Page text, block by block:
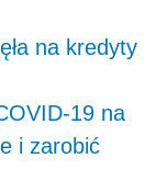
na kredyty
19 na
i zarobić